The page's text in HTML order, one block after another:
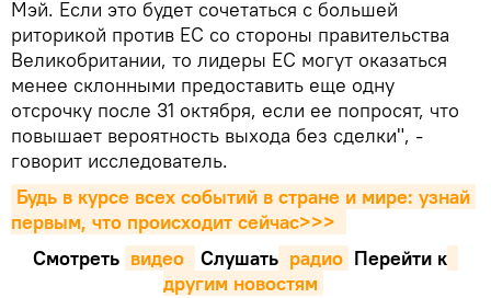
Мэй. Если это будет сочетаться с большей
риторикой против ЕС со стороны правительства
Великобритании, то лидеры ЕС могут оказаться
менее склонными предоставить еще одну
отсрочку после 31 октября, если ее попросят, что
повышает вероятность выхода без сделки", -
говорит исследователь.
Будь в курсе всех событий в стране и мире: узнай
первым, что происходит сейчаc>>>
Смотреть видео Cлушать радио Перейти к
другим новостям